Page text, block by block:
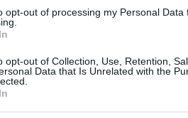
opt-out of processing my Personal Data
opt-out of Collection, Use, Retention,
Data that Is Unrelated with the
κομμάτι από τα δεκάδες
ήταν στην κυριολεξία
προκαταβολή, μόλις
το 60% των αιτήσεων
πως οι περισσότεροι